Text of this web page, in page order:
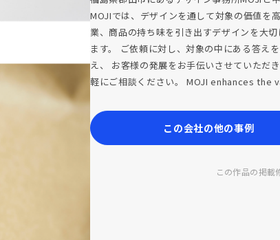
MOJIでは、デザインを通して対象の価値を
業、商品の持ち味を引き出すデザインを大切
ます。 ご依頼に対し、対象の中にある答え
え、 お客様の発展をお手伝いさせていただ
軽にご相談ください。 MOJI enhances the
この会社の他の事例
この作品の掲載